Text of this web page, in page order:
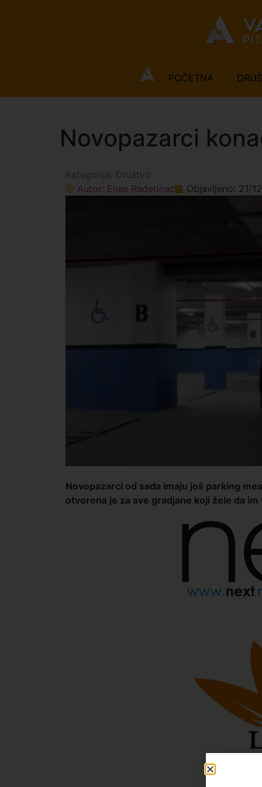
POČETNA
Novopazarci
Kategorija: Društvo
Autor: Enes Radetinac Objavljeno: 21/
Novopazarci od sada imaju još parking
otvorena je za sve gradjane koji žele da